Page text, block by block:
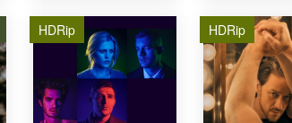
HDRip HDRip